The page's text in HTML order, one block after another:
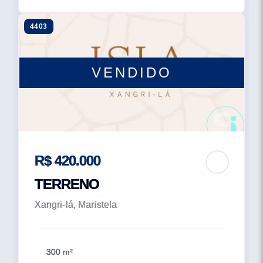
VENDIDO
4403
R$ 420.000
TERRENO
Xangri-lá, Maristela
300 m²